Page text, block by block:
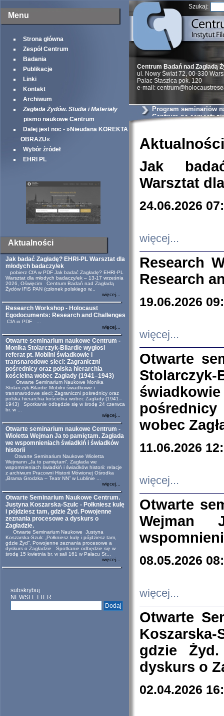
Menu
Strona główna
Zespół Centrum
Badania
Publikacje
Linki
Kontakt
Archiwum
Zagłada Żydów. Studia i Materiały
pismo naukowe Centrum
Dalej jest noc - »Nieudana KOREKTA
OBRAZU«
Wybór źródeł
EHRI PL
Aktualności
Jak badać Zagładę? EHRI-PL Warsztat dla
młodych badaczy/ek
pobierz CfA w PDF Jak badać Zagładę? EHRI-PL
Warsztat dla młodych badaczy/ek – 13-17 września
2026, Oświęcim Centrum Badań nad Zagładą
Żydów IFiS PAN (członek polskiego w...
więcej...
Research Workshop - Holocaust
Egodocuments: Research and Challenges
CfA in PDF ...
więcej...
Otwarte seminarium naukowe Centrum -
Monika Stolarczyk-Bilardie wygłosi
referat pt. Mobilni świadkowie i
transnarodowe sieci: Zagraniczni
pośrednicy oraz polska hierarchia
kościelna wobec Zagłady (1941–1943)
Otwarte Seminarium Naukowe Monika
Stolarczyk-Bilardie Mobilni świadkowie i
transnarodowe sieci: Zagraniczni pośrednicy oraz
polska hierarchia kościelna wobec Zagłady (1941–
1943) Spotkanie odbędzie się w środę 24 czerwca
br. w ...
więcej...
Otwarte seminarium naukowe Centrum -
Wioletta Wejman Ja to pamiętam. Zagłada
we wspomnieniach świadkiń i świadków
historii
Otwarte Seminarium Naukowe Wioletta
Wejmann „Ja to pamiętam”. Zagłada we
wspomnieniach świadkiń i świadków historii: relacje
z archiwum Pracowni Historii Mówionej Ośrodka
„Brama Grodzka – Teatr NN” w Lublinie ...
więcej...
Otwarte Seminarium Naukowe Centrum.
Justyna Koszarska-Szulc - Połkniesz kulę
i pójdziesz tam, gdzie Żyd. Powojenne
zeznania procesowe a dyskurs o
Zagładzie.
Otwarte Seminarium Naukowe Justyna
Koszarska-Szulc „Połkniesz kulę i pójdziesz tam,
gdzie Żyd”. Powojenne zeznania procesowe a
dyskurs o Zagładzie Spotkanie odbędzie się w
środę 15 kwietnia br. w sali 161 w Pałacu St...
więcej...
subskrybuj
NEWSLETTER
Szukaj:
Centrum Badań nad Zagładą
ul. Nowy Świat 72, 00-330
Palac Staszica pok. 120
e-mail:
Program seminariów
Centrum na semestr
Aktualności
Jak
Warsztat
24.06.2026
więcej...
Research
Research
19.06.2026
więcej...
Otwarte
wobec
11.06.2026
więcej...
Otwarte
Wejman
08.05.2026
więcej...
Otwarte
Koszarska-
gdzie
dyskurs o
02.04.2026